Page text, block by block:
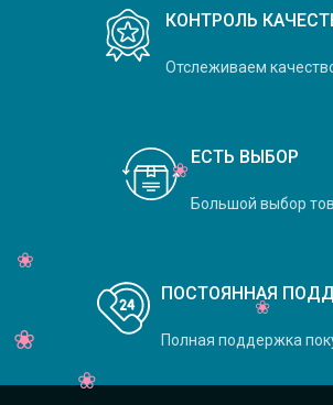
КОНТРОЛЬ
Отслеживаем
ЕСТЬ ВЫБОР
Большой выбор
ПОСТОЯННАЯ
Полная поддержка